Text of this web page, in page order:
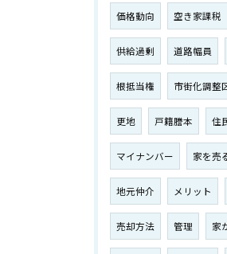
価格動向 空き家課税
供給過剰 道路幅員
根抵当権 市街化調整
更地 戸籍謄本 住
マイナンバー 家を売
地元仲介 メリット
売却方法 管理 家